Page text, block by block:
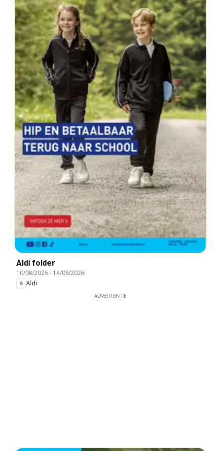
Aldi folder
10/08/2026- 14/08/2026
Aldi
ADVERTENTIE